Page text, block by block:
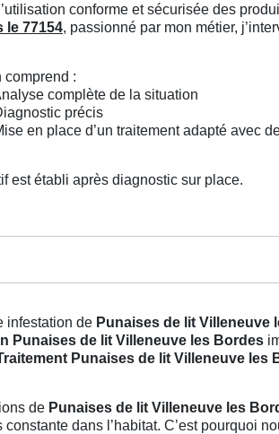
conforme et sécurisée des
le 77154, passionné par mon métier,
comprend :
complète de la situation
précis
en place d’un traitement adapté avec
est établi après diagnostic sur place.
infestation de Punaises de lit Villeneuve
Punaises de lit Villeneuve les Bordes
Punaises de lit Villeneuve les
de Punaises de lit Villeneuve les
constante dans l’habitat. C’est pourquoi